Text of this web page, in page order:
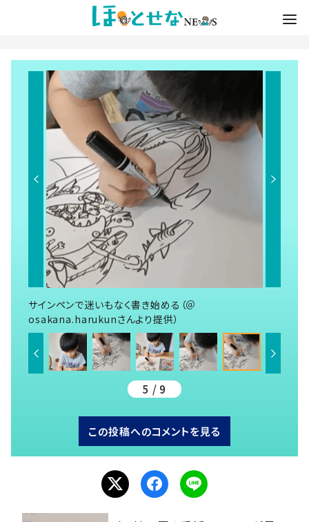
サインペンで迷いもなく書き始める（＠
osakana.harukunさんより提供）
5 / 9
この投稿へのコメントを見る